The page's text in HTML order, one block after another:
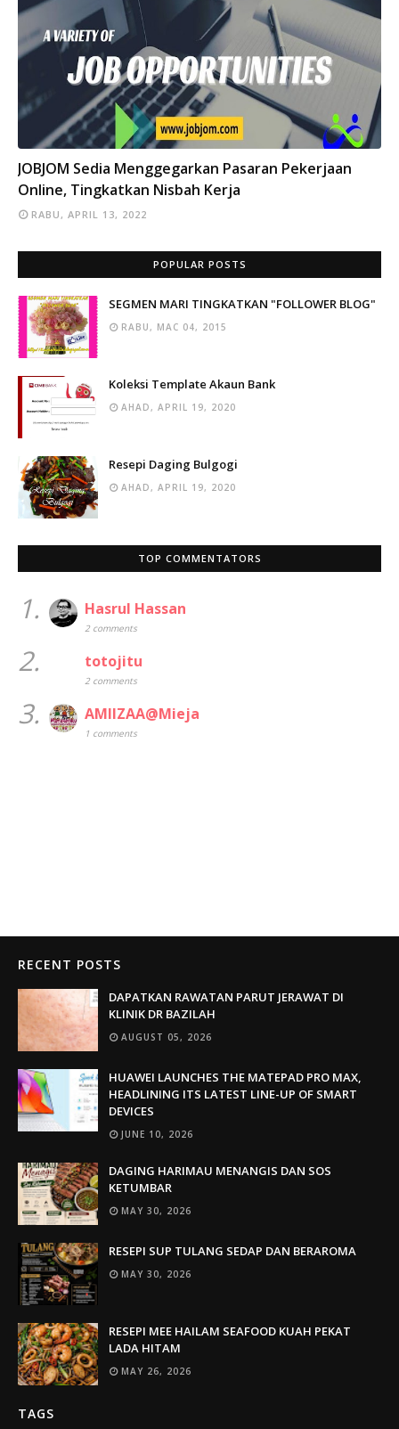
INFO
JOBJOM Sedia Menggegarkan Pasaran Pekerjaan
Online, Tingkatkan Nisbah Kerja
RABU, APRIL 13, 2022
POPULAR POSTS
SEGMEN MARI TINGKATKAN "FOLLOWER BLOG"
RABU, MAC 04, 2015
Koleksi Template Akaun Bank
AHAD, APRIL 19, 2020
Resepi Daging Bulgogi
AHAD, APRIL 19, 2020
TOP COMMENTATORS
1. Hasrul Hassan
2 comments
2. totojitu
2 comments
3. AMIIZAA@Mieja
1 comments
RECENT POSTS
DAPATKAN RAWATAN PARUT JERAWAT DI
KLINIK DR BAZILAH
AUGUST 05, 2026
HUAWEI LAUNCHES THE MATEPAD PRO MAX,
HEADLINING ITS LATEST LINE-UP OF SMART
DEVICES
JUNE 10, 2026
DAGING HARIMAU MENANGIS DAN SOS
KETUMBAR
MAY 30, 2026
RESEPI SUP TULANG SEDAP DAN BERAROMA
MAY 30, 2026
RESEPI MEE HAILAM SEAFOOD KUAH PEKAT
LADA HITAM
MAY 26, 2026
TAGS